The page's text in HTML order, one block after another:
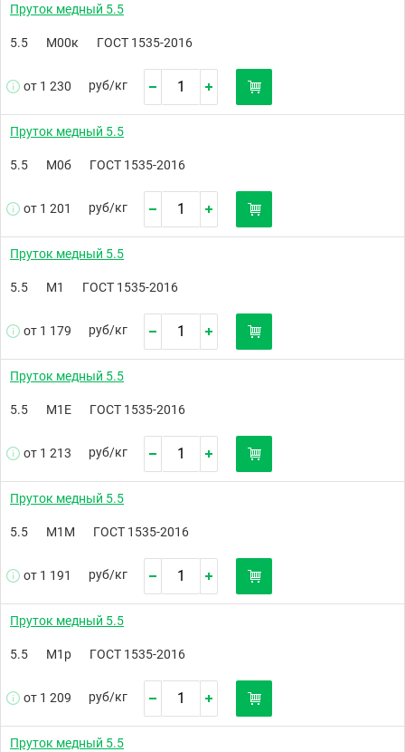
Пруток медный 5.5
5.5 М00к ГОСТ 1535-2016
от 1 230 руб/кг
Пруток медный 5.5
5.5 М0б ГОСТ 1535-2016
от 1 201 руб/кг
Пруток медный 5.5
5.5 М1 ГОСТ 1535-2016
от 1 179 руб/кг
Пруток медный 5.5
5.5 М1Е ГОСТ 1535-2016
от 1 213 руб/кг
Пруток медный 5.5
5.5 М1М ГОСТ 1535-2016
от 1 191 руб/кг
Пруток медный 5.5
5.5 М1р ГОСТ 1535-2016
от 1 209 руб/кг
Пруток медный 5.5